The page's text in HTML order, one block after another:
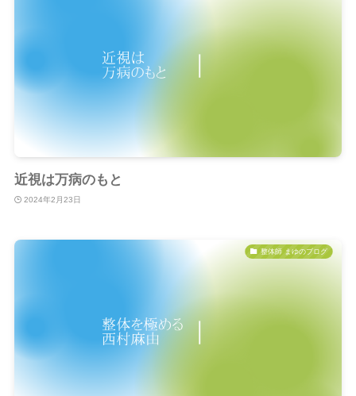
近視は万病のもと
2024年2月23日
整体師 まゆのブログ